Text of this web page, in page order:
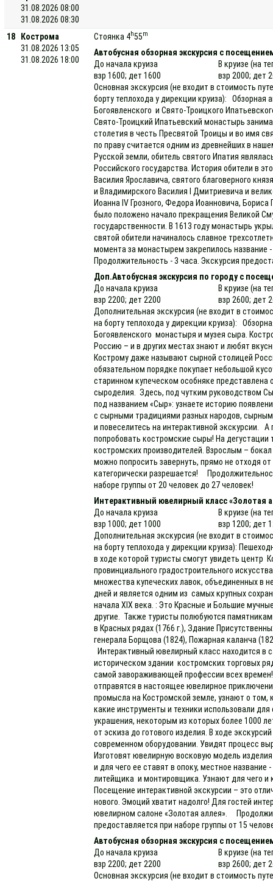
31.08.2026 08:00
31.08.2026 08:30
18
Кострома
31.08.2026 13:05
31.08.2026 18:00
Стоянка 4h55m
Автобусная обзорная экскурсия с
До начала круиза
взр 1600; дет 1600
В круизе (на
взр 2000; дет
Основная экскурсия (не входит в стоимость
борту теплохода у дирекции круиза): Обзорная
Богоявленского и Свято-Троицкого
Свято-Троицкий Ипатьевский монастырь
столетия в честь Пресвятой Троицы и во имя
по праву считается одним из древнейших в
Русской земли, обитель святого Ипатия
Российского государства. История обители в
Василия Ярославича, святого благоверного
и Владимирского Василия I Дмитриевича и
Иоанна IV Грозного, Федора Иоанновича,
было положено начало прекращения Великой
государственности. В 1613 году монастырь
святой обители начиналось славное
момента за монастырем закрепилось
Продолжительность - 3 часа. Экскурсия
Доп.Автобусная экскурсия по городу с
До начала круиза
взр 2200; дет 2200
В круизе (на
взр 2600; дет
Дополнительная экскурсия (не входит в
на борту теплохода у дирекции круиза):
Богоявленского монастыря и музея сыра.
Россию – и в других местах знают и любят
Кострому даже называют сырной столицей
обязательном порядке покупает небольшой
старинном купеческом особняке
сыроделия. Здесь, под чутким руководством
под названием «Сыр»: узнаете историю
с сырными традициями разных народов,
и повеселитесь на интерактивной экскурсии.
попробовать костромские сыры! На
костромских производителей. Взрослым –
можно попросить завернуть, прямо не отходя
категорически разрешается!
наборе группы от 20 человек до 27 человек!
Интерактивный ювелирный класс «Золотая
До начала круиза
взр 1000; дет 1000
В круизе (на
взр 1200; дет
Дополнительная экскурсия (не входит в
на борту теплохода у дирекции круиза):
в ходе которой туристы смогут увидеть центр
провинциального градостроительного
множества купеческих лавок, объединенных в
дней и является одним из самых крупных
начала XIX века. : Это Красные и Большие
другие. Также туристы полюбуются
в Красных рядах (1766 г.), Здание
генерала Борщова (1824), Пожарная каланча
Интерактивный ювелирный класс находится
историческом здании костромских торговых
самой завораживающей профессии всех
отправятся в настоящее ювелирное
промысла на Костромской земле, узнают о
какие инструменты и техники использовали
украшения, некоторым из которых более 1000
от эскиза до готового изделия. В ходе
современном оборудовании. Увидят процесс
Изготовят ювелирную восковую модель
и для чего ее ставят в опоку, местное
литейщика и монтировщика. Узнают для чего
Посещение интерактивной экскурсии – это
нового. Эмоций хватит надолго! Для гостей
ювелирном салоне «Золотая аллея».
предоставляется при наборе группы от 15
Автобусная обзорная экскурсия с
До начала круиза
взр 2200; дет 2200
В круизе (на
взр 2600; дет
Основная экскурсия (не входит в стоимость